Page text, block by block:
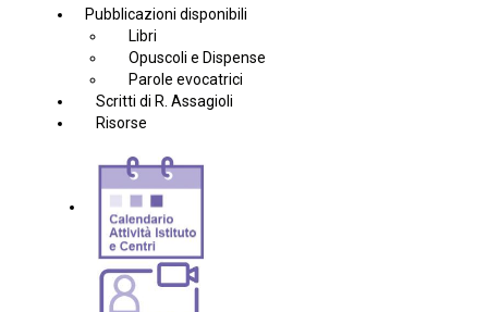
Pubblicazioni disponibili
Libri
Opuscoli e Dispense
Parole evocatrici
Scritti di R. Assagioli
Risorse